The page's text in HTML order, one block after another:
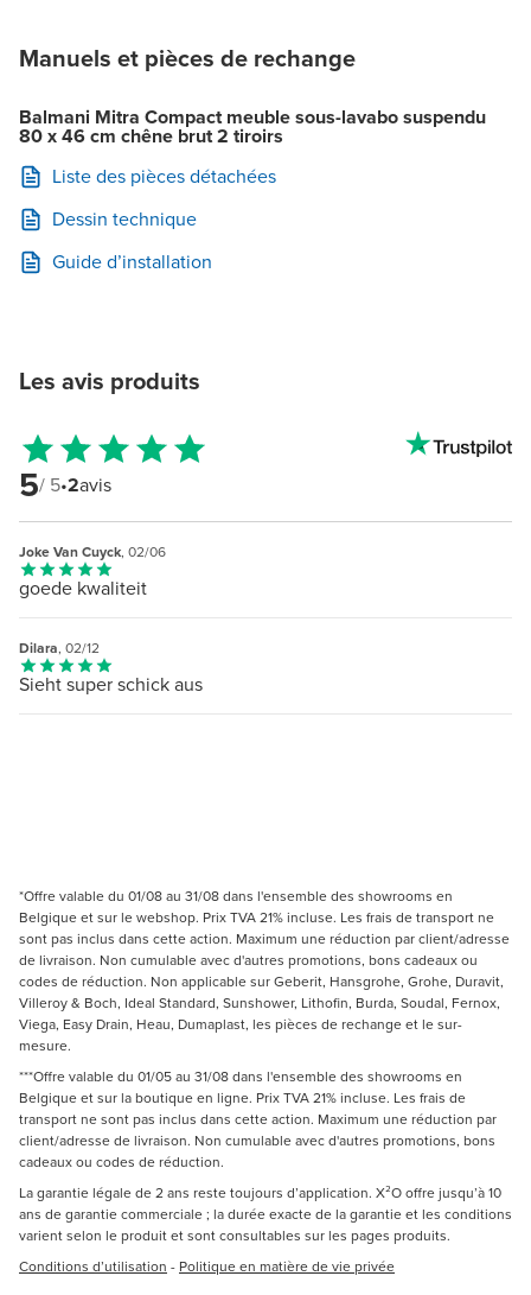
Manuels et pièces de rechange
Balmani Mitra Compact meuble sous-lavabo suspendu
80 x 46 cm chêne brut 2 tiroirs
Liste des pièces détachées
Dessin technique
Guide d’installation
Les avis produits
5/ 5•2avis
Joke Van Cuyck, 02/06
goede kwaliteit
Dilara, 02/12
Sieht super schick aus
*Offre valable du 01/08 au 31/08 dans l'ensemble des showrooms en
Belgique et sur le webshop. Prix TVA 21% incluse. Les frais de transport ne
sont pas inclus dans cette action. Maximum une réduction par client/adresse
de livraison. Non cumulable avec d'autres promotions, bons cadeaux ou
codes de réduction. Non applicable sur Geberit, Hansgrohe, Grohe, Duravit,
Villeroy & Boch, Ideal Standard, Sunshower, Lithofin, Burda, Soudal, Fernox,
Viega, Easy Drain, Heau, Dumaplast, les pièces de rechange et le sur-
mesure.
***Offre valable du 01/05 au 31/08 dans l'ensemble des showrooms en
Belgique et sur la boutique en ligne. Prix TVA 21% incluse. Les frais de
transport ne sont pas inclus dans cette action. Maximum une réduction par
client/adresse de livraison. Non cumulable avec d'autres promotions, bons
cadeaux ou codes de réduction.
La garantie légale de 2 ans reste toujours d’application. X²O offre jusqu’à 10
ans de garantie commerciale ; la durée exacte de la garantie et les conditions
varient selon le produit et sont consultables sur les pages produits.
Conditions d’utilisation - Politique en matière de vie privée